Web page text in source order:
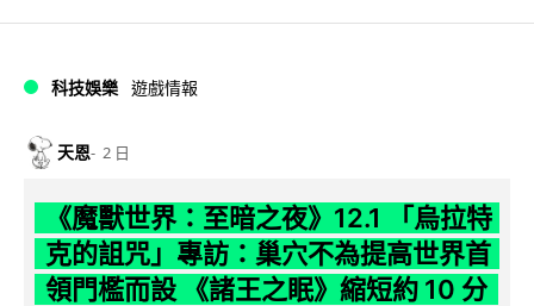
科技娛樂 遊戲情報
天恩 2 日
《魔獸世界：至暗之夜》12.1 「烏拉特
克的詛咒」專訪：巢穴不為提高世界首
領門檻而設 《諸王之眠》縮短約 10 分